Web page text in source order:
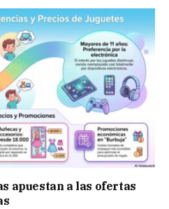
apuestan a las ofertas